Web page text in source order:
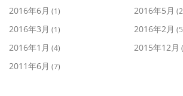
2016年6月 (1) 2016年5月
2016年3月 (1) 2016年2月
2016年1月 (4) 2015年12月
2011年6月 (7)